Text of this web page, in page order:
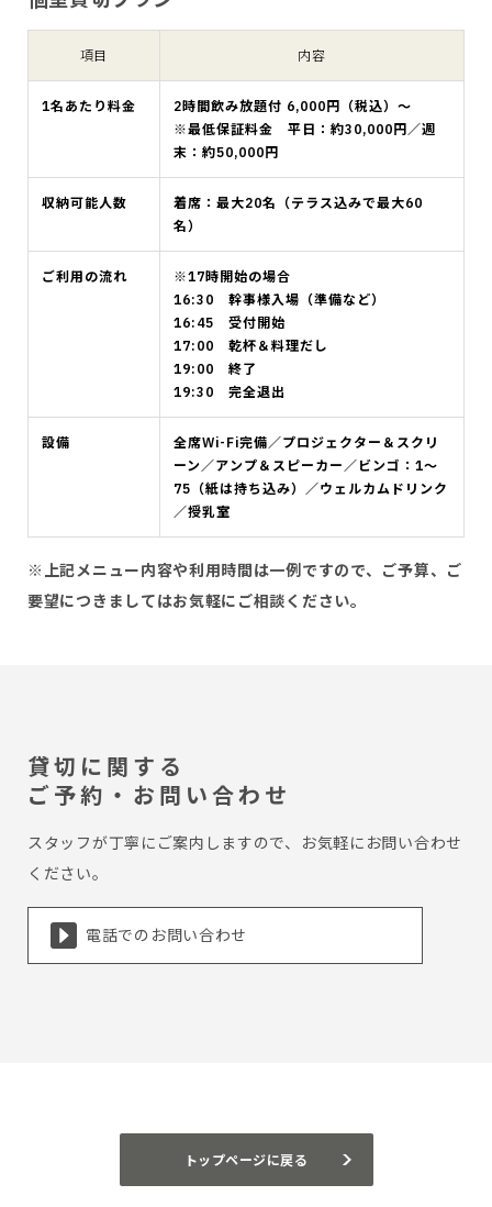
項目 内容
1名あたり料金
2時間飲み放題付 6,000円（税込）～
※最低保証料金 平日：約30,000円／週
末：約50,000円
収納可能人数
着席：最大20名（テラス込みで最大60
名）
ご利用の流れ
※17時開始の場合
16:30 幹事様入場（準備など）
16:45 受付開始
17:00 乾杯＆料理だし
19:00 終了
19:30 完全退出
設備
全席Wi-Fi完備／プロジェクター＆スクリ
ーン／アンプ＆スピーカー／ビンゴ：1〜
75（紙は持ち込み）／ウェルカムドリンク
／授乳室
※上記メニュー内容や利用時間は一例ですので、ご予算、ご
要望につきましてはお気軽にご相談ください。
貸切に関する
ご予約・お問い合わせ
スタッフが丁寧にご案内しますので、お気軽にお問い合わせ
ください。
電話でのお問い合わせ
トップページに戻る